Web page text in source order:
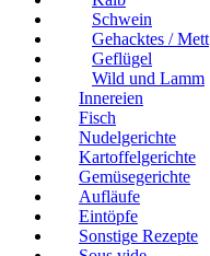
Schwein
Gehacktes / Mett
Geflügel
Wild und Lamm
Innereien
Fisch
Nudelgerichte
Kartoffelgerichte
Gemüsegerichte
Aufläufe
Eintöpfe
Sonstige Rezepte